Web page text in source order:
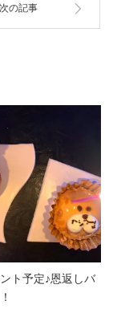
次の記事
ト予定♪恩返しバ